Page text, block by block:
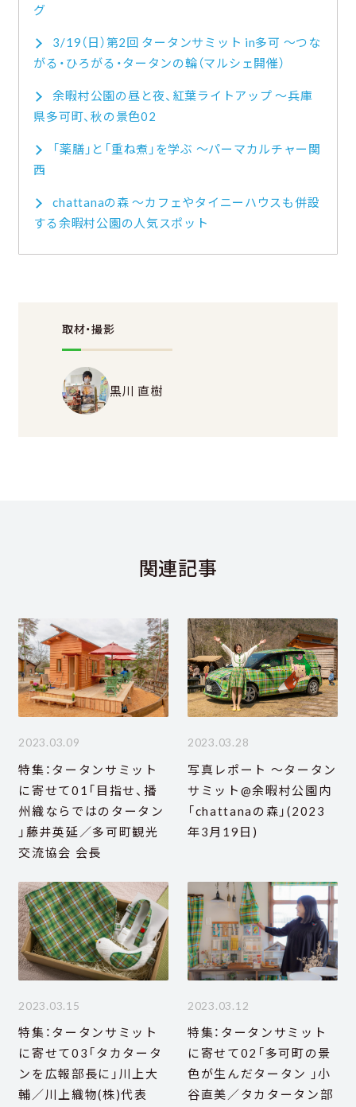
グ
3/19（日）第2回 タータンサミット in多可 ～つな
がる・ひろがる・タータンの輪（マルシェ開催）
余暇村公園の昼と夜、紅葉ライトアップ ～兵庫
県多可町、秋の景色02
「薬膳」と「重ね煮」を学ぶ ～パーマカルチャー関
西
chattanaの森 ～カフェやタイニーハウスも併設
する余暇村公園の人気スポット
取材・撮影
黒川 直樹
関連記事
2023.03.09
特集：タータンサミット
に寄せて01「目指せ、播
州織ならではのタータン
」藤井英延／多可町観光
交流協会 会長
2023.03.28
写真レポート ～タータン
サミット@余暇村公園内
「chattanaの森」(2023
年3月19日)
2023.03.15
特集：タータンサミット
に寄せて03「タカタータ
ンを広報部長に」川上大
輔／川上織物(株)代表
2023.03.12
特集：タータンサミット
に寄せて02「多可町の景
色が生んだタータン 」小
谷直美／タカタータン部